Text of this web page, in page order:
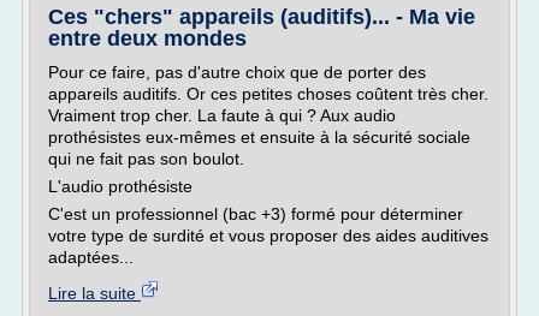
Ces "chers" appareils (auditifs)... - Ma vie
entre deux mondes
Pour ce faire, pas d'autre choix que de porter des
appareils auditifs. Or ces petites choses coûtent très cher.
Vraiment trop cher. La faute à qui ? Aux audio
prothésistes eux-mêmes et ensuite à la sécurité sociale
qui ne fait pas son boulot.
L'audio prothésiste
C'est un professionnel (bac +3) formé pour déterminer
votre type de surdité et vous proposer des aides auditives
adaptées...
Lire la suite